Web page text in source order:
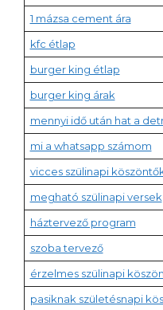
1 mázsa cement ára
kfc étlap
burger king étlap
burger king árak
mennyi idő után hat a
mi a whatsapp számom
vicces szülinapi
megható szülinapi versek
háztervező program
szoba tervező
érzelmes szülinapi
pasiknak születésnapi